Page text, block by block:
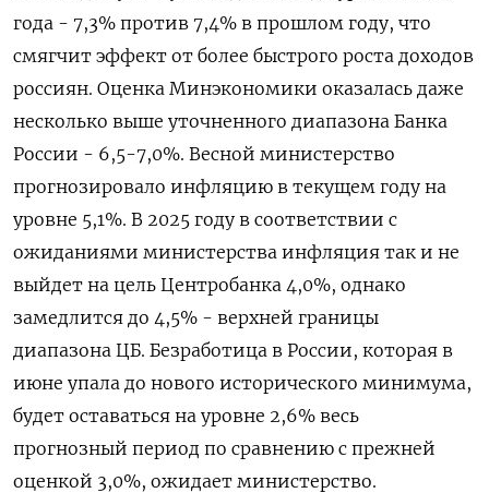
года - 7,3% против 7,4% в прошлом году, что
смягчит эффект от более быстрого роста доходов
россиян. Оценка Минэкономики оказалась даже
несколько выше уточненного диапазона Банка
России - 6,5-7,0%. Весной министерство
прогнозировало инфляцию в текущем году на
уровне 5,1%. В 2025 году в соответствии с
ожиданиями министерства инфляция так и не
выйдет на цель Центробанка 4,0%, однако
замедлится до 4,5% - верхней границы
диапазона ЦБ. Безработица в России, которая в
июне упала до нового исторического минимума,
будет оставаться на уровне 2,6% весь
прогнозный период по сравнению с прежней
оценкой 3,0%, ожидает министерство.